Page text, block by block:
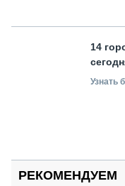
14
Узнать
РЕКОМЕНДУЕМ